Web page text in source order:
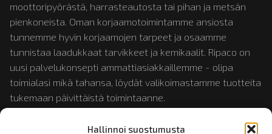
Hallinnoi suostumusta
moottoripyörästä, harrasteautosta tai pihan ja metsän
pienkoneista. Oman korjaamotoimintamme ansiosta
tunnemme hyvin korjaamojen tarpeet ja osaamme
tunnistaa laadukkaat tarvikkeet ja kemikaalit. Ripaco on
uusi palvelukonsepti ammattiasiakkaillemme - olipa
toimialasi mikä tahansa, löydät valikoimastamme tuotteita
tukemaan päivittäistä toimintaanne.